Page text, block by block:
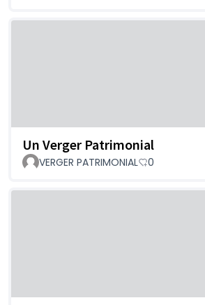
Un Verger Patrimonial
VERGER PATRIMONIAL
0